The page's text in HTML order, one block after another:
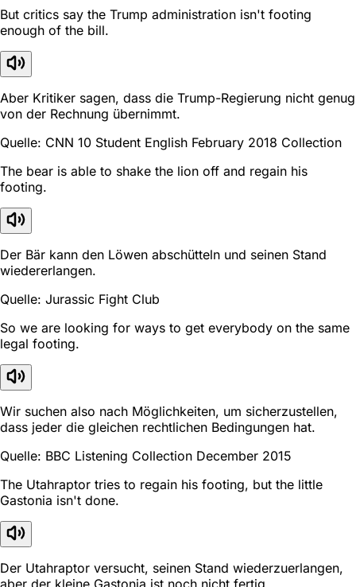
But critics say the Trump administration isn't footing
enough of the bill.
Aber Kritiker sagen, dass die Trump-Regierung nicht genug
von der Rechnung übernimmt.
Quelle: CNN 10 Student English February 2018 Collection
The bear is able to shake the lion off and regain his
footing.
Der Bär kann den Löwen abschütteln und seinen Stand
wiedererlangen.
Quelle: Jurassic Fight Club
So we are looking for ways to get everybody on the same
legal footing.
Wir suchen also nach Möglichkeiten, um sicherzustellen,
dass jeder die gleichen rechtlichen Bedingungen hat.
Quelle: BBC Listening Collection December 2015
The Utahraptor tries to regain his footing, but the little
Gastonia isn't done.
Der Utahraptor versucht, seinen Stand wiederzuerlangen,
aber der kleine Gastonia ist noch nicht fertig.